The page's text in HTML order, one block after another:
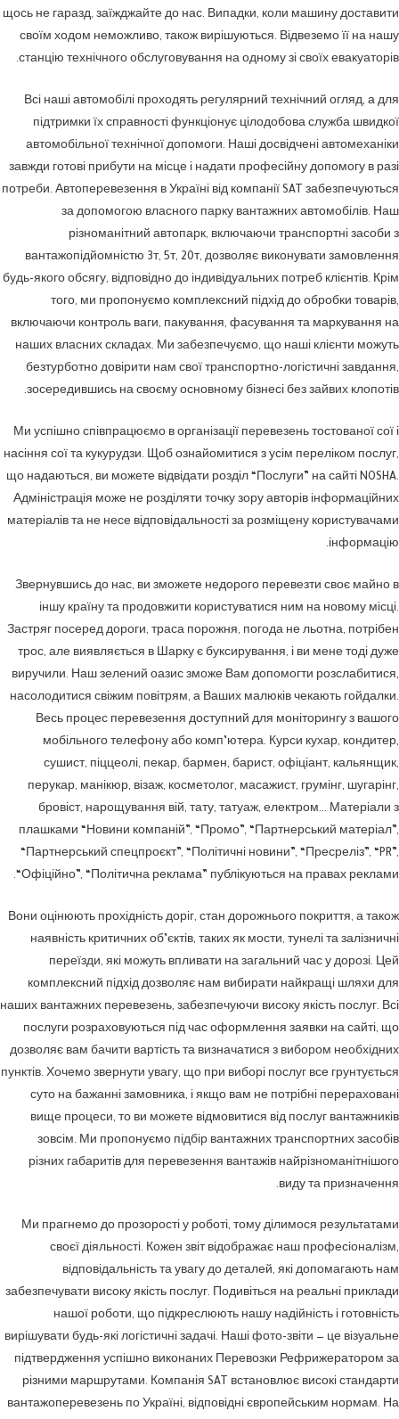
щось не гаразд, заїжджайте до нас. Випадки, коли машину доставити
своїм ходом неможливо, також вирішуються. Відвеземо її на нашу
станцію технічного обслуговування на одному зі своїх евакуаторів.
Всі наші автомобілі проходять регулярний технічний огляд, а для
підтримки їх справності функціонує цілодобова служба швидкої
автомобільної технічної допомоги. Наші досвідчені автомеханіки
завжди готові прибути на місце і надати професійну допомогу в разі
потреби. Автоперевезення в Україні від компанії SAT забезпечуються
за допомогою власного парку вантажних автомобілів. Наш
різноманітний автопарк, включаючи транспортні засоби з
вантажопідйомністю 3т, 5т, 20т, дозволяє виконувати замовлення
будь-якого обсягу, відповідно до індивідуальних потреб клієнтів. Крім
того, ми пропонуємо комплексний підхід до обробки товарів,
включаючи контроль ваги, пакування, фасування та маркування на
наших власних складах. Ми забезпечуємо, що наші клієнти можуть
безтурботно довірити нам свої транспортно-логістичні завдання,
зосередившись на своєму основному бізнесі без зайвих клопотів.
Ми успішно співпрацюємо в організації перевезень тостованої сої і
насіння сої та кукурудзи. Щоб ознайомитися з усім переліком послуг,
що надаються, ви можете відвідати розділ “Послуги” на сайті NOSHA.
Адміністрація може не розділяти точку зору авторів інформаційних
матеріалів та не несе відповідальності за розміщену користувачами
інформацію.
Звернувшись до нас, ви зможете недорого перевезти своє майно в
іншу країну та продовжити користуватися ним на новому місці.
Застряг посеред дороги, траса порожня, погода не льотна, потрібен
трос, але виявляється в Шарку є буксирування, і ви мене тоді дуже
виручили. Наш зелений оазис зможе Вам допомогти розслабитися,
насолодитися свіжим повітрям, а Ваших малюків чекають гойдалки.
Весь процес перевезення доступний для моніторингу з вашого
мобільного телефону або комп’ютера. Курси кухар, кондитер,
сушист, піццеолі, пекар, бармен, барист, офіціант, кальянщик,
перукар, манікюр, візаж, косметолог, масажист, грумінг, шугарінг,
бровіст, нарощування вій, тату, татуаж, електром… Матеріали з
плашками “Новини компаній”, “Промо”, “Партнерський матеріал”,
“Партнерський спецпроєкт”, “Політичні новини”, “Пресреліз”, “PR”,
“Офіційно”, “Політична реклама” публікуються на правах реклами.
Вони оцінюють прохідність доріг, стан дорожнього покриття, а також
наявність критичних об’єктів, таких як мости, тунелі та залізничні
переїзди, які можуть впливати на загальний час у дорозі. Цей
комплексний підхід дозволяє нам вибирати найкращі шляхи для
наших вантажних перевезень, забезпечуючи високу якість послуг. Всі
послуги розраховуються під час оформлення заявки на сайті, що
дозволяє вам бачити вартість та визначатися з вибором необхідних
пунктів. Хочемо звернути увагу, що при виборі послуг все грунтується
суто на бажанні замовника, і якщо вам не потрібні перераховані
вище процеси, то ви можете відмовитися від послуг вантажників
зовсім. Ми пропонуємо підбір вантажних транспортних засобів
різних габаритів для перевезення вантажів найрізноманітнішого
виду та призначення.
Ми прагнемо до прозорості у роботі, тому ділимося результатами
своєї діяльності. Кожен звіт відображає наш професіоналізм,
відповідальність та увагу до деталей, які допомагають нам
забезпечувати високу якість послуг. Подивіться на реальні приклади
нашої роботи, що підкреслюють нашу надійність і готовність
вирішувати будь-які логістичні задачі. Наші фото-звіти — це візуальне
підтвердження успішно виконаних Перевозки Рефрижератором за
різними маршрутами. Компанія SAT встановлює високі стандарти
вантажоперевезень по Україні, відповідні європейським нормам. На